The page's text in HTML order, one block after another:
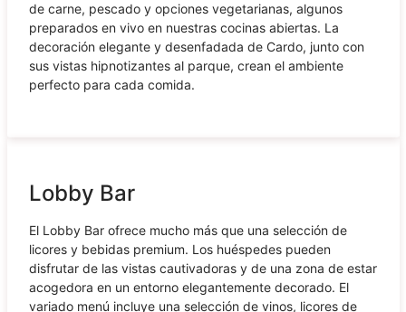
de carne, pescado y opciones vegetarianas, algunos
preparados en vivo en nuestras cocinas abiertas. La
decoración elegante y desenfadada de Cardo, junto con
sus vistas hipnotizantes al parque, crean el ambiente
perfecto para cada comida.
Lobby Bar
El Lobby Bar ofrece mucho más que una selección de
licores y bebidas premium. Los huéspedes pueden
disfrutar de las vistas cautivadoras y de una zona de estar
acogedora en un entorno elegantemente decorado. El
variado menú incluye una selección de vinos, licores de